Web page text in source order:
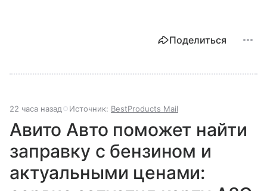
Поделиться
22 часа назад Источник: BestProducts Mail
Авито Авто поможет найти
заправку с бензином и
актуальными ценами: